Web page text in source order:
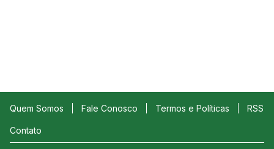
Quem Somos Fale Conosco Termos e Políticas RSS
Contato